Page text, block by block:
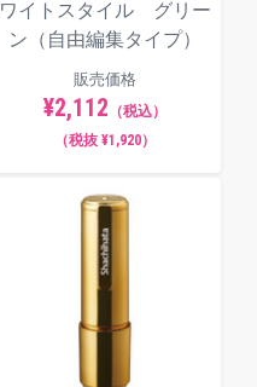
ワイトスタイル グリー
ン（自由編集タイプ）
販売価格
¥2,112 （税込）
（税抜 ¥1,920）